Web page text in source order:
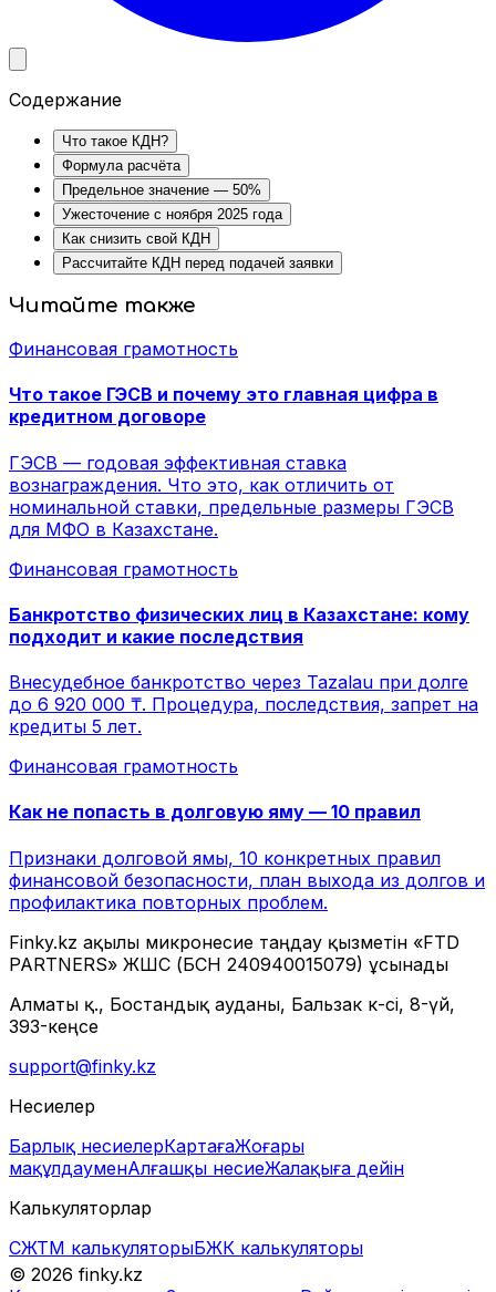
Содержание
Что такое КДН?
Формула расчёта
Предельное значение — 50%
Ужесточение с ноября 2025 года
Как снизить свой КДН
Рассчитайте КДН перед подачей заявки
Читайте также
Финансовая грамотность
Что такое ГЭСВ и почему это главная цифра в
кредитном договоре
ГЭСВ — годовая эффективная ставка
вознаграждения. Что это, как отличить от
номинальной ставки, предельные размеры ГЭСВ
для МФО в Казахстане.
Финансовая грамотность
Банкротство физических лиц в Казахстане: кому
подходит и какие последствия
Внесудебное банкротство через Tazalau при долге
до 6 920 000 ₸. Процедура, последствия, запрет на
кредиты 5 лет.
Финансовая грамотность
Как не попасть в долговую яму — 10 правил
Признаки долговой ямы, 10 конкретных правил
финансовой безопасности, план выхода из долгов и
профилактика повторных проблем.
Finky.kz ақылы микронесие таңдау қызметін «FTD
PARTNERS» ЖШС (БСН 240940015079) ұсынады
Алматы қ., Бостандық ауданы, Бальзак к-сі, 8-үй,
393-кеңсе
support@finky.kz
Несиелер
Барлық несиелерКартағаЖоғары
мақұлдауменАлғашқы несиеЖалақыға дейін
Калькуляторлар
СЖТМ калькуляторыБЖК калькуляторы
© 2026 finky.kz